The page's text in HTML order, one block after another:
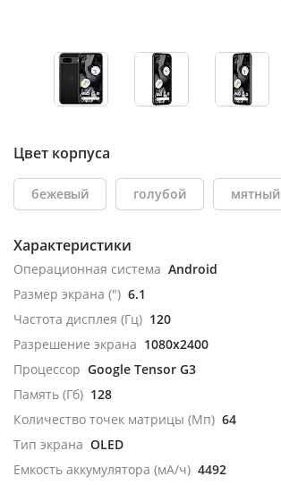
Цвет корпуса
бежевый голубой мятный
Характеристики
Операционная система Android
Размер экрана (") 6.1
Частота дисплея (Гц) 120
Разрешение экрана 1080x2400
Процессор Google Tensor G3
Память (Гб) 128
Количество точек матрицы (Мп) 64
Тип экрана OLED
Емкость аккумулятора (мА/ч) 4492